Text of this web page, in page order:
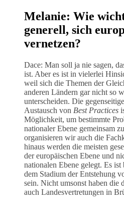
Melanie: Wie
generell, sich
vernetzen?
Dace: Man soll ja nie sagen,
ist. Aber es ist in vielerlei
weil sich die Themen der
anderen Ländern gar nicht so
unterscheiden. Die
Austausch von Best Practices
Möglichkeit, um bestimmte
nationaler Ebene gemeinsam
organisieren wir auch die
hinaus werden die meisten
der europäischen Ebene und
nationalen Ebene gelegt. Es ist
dem Stadium der Entstehung
sein. Nicht umsonst haben die
auch Landesvertretungen in